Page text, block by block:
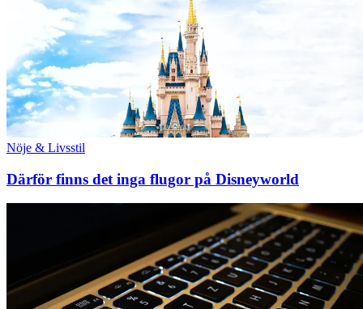
Nöje & Livsstil
Därför finns det inga flugor på Disneyworld